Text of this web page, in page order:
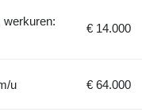
werkuren:
€ 14.000
u € 64.000